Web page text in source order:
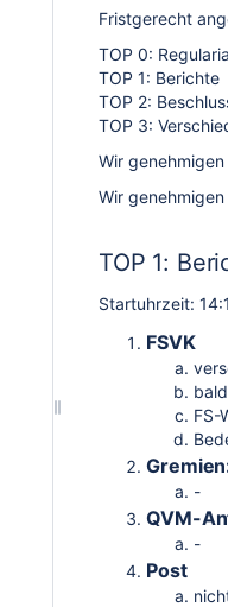
Fristgerecht
TOP 0: Regularia
TOP 1: Berichte
TOP 2:
TOP 3:
Wir
Wir
TOP 1:
Startuhrzeit:
FSVK
FS-
-
QVM-
-
Post